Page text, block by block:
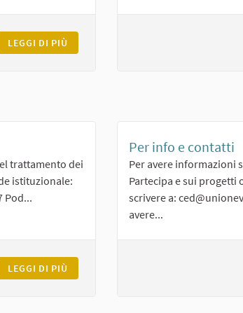
LEGGI DI PIÙ IL BILANCIO PARTECIPATIVO
trattamento dei
istituzionale:
Pod...
LEGGI DI PIÙ
Per info e contatti
Per avere informazioni
Partecipa e sui progetti
scrivere a:
avere...